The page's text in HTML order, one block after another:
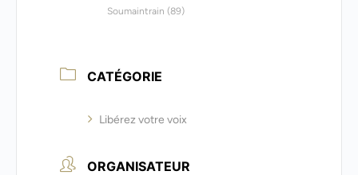
Soumaintrain (89)
CATÉGORIE
Libérez votre voix
ORGANISATEUR